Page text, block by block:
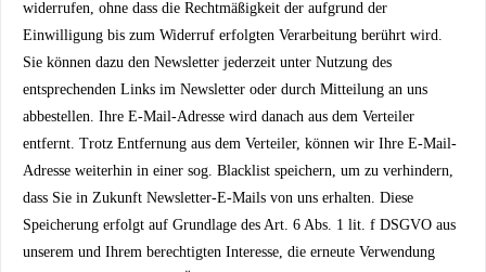
widerrufen, ohne dass die Rechtmäßigkeit der aufgrund der
Einwilligung bis zum Widerruf erfolgten Verarbeitung berührt wird.
Sie können dazu den Newsletter jederzeit unter Nutzung des
entsprechenden Links im Newsletter oder durch Mitteilung an uns
abbestellen. Ihre E-Mail-Adresse wird danach aus dem Verteiler
entfernt. Trotz Entfernung aus dem Verteiler, können wir Ihre E-Mail-
Adresse weiterhin in einer sog. Blacklist speichern, um zu verhindern,
dass Sie in Zukunft Newsletter-E-Mails von uns erhalten. Diese
Speicherung erfolgt auf Grundlage des Art. 6 Abs. 1 lit. f DSGVO aus
unserem und Ihrem berechtigten Interesse, die erneute Verwendung